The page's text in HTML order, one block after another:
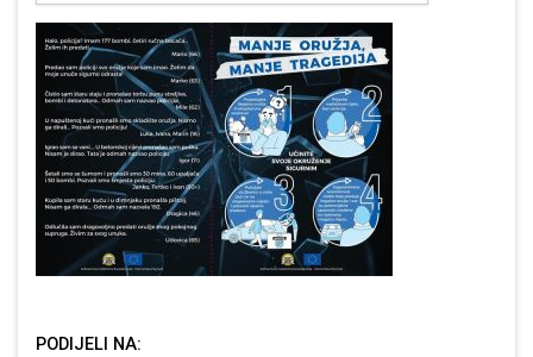
PODIJELI NA: